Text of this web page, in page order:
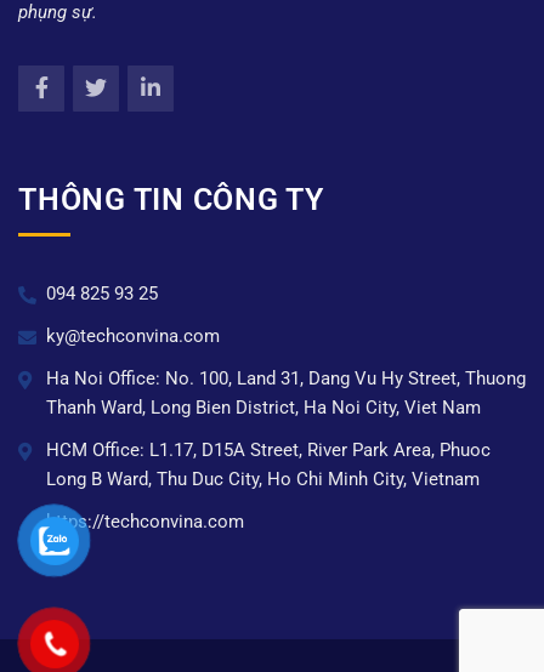
phụng sự.
THÔNG TIN CÔNG TY
094 825 93 25
ky@techconvina.com
Ha Noi Office: No. 100, Land 31, Dang Vu Hy Street, Thuong
Thanh Ward, Long Bien District, Ha Noi City, Viet Nam
HCM Office: L1.17, D15A Street, River Park Area, Phuoc
Long B Ward, Thu Duc City, Ho Chi Minh City, Vietnam
https://techconvina.com